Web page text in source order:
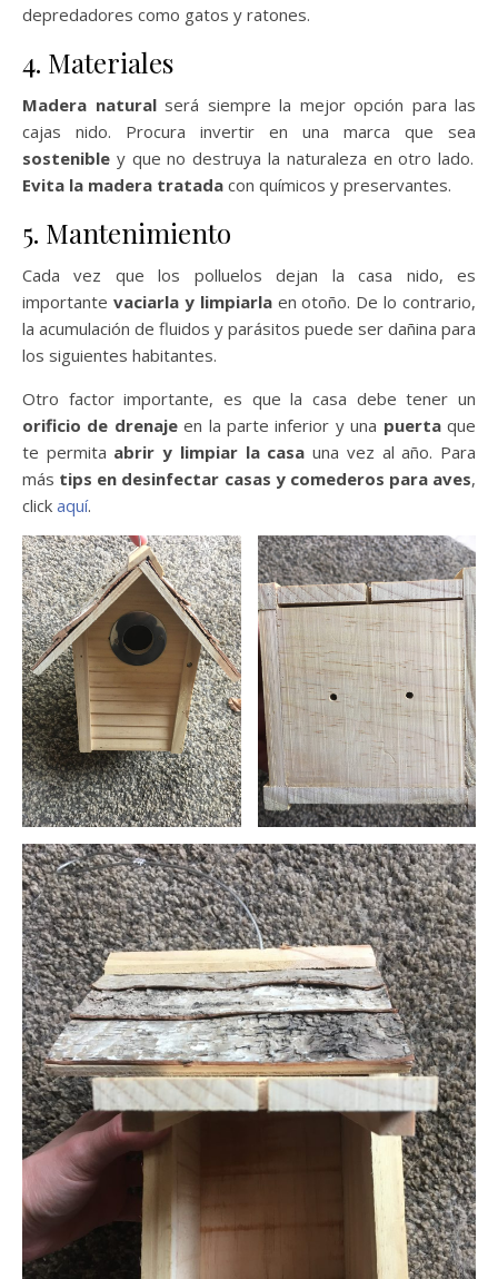
depredadores como gatos y ratones.
4. Materiales
Madera natural será siempre la mejor opción para las
cajas nido. Procura invertir en una marca que sea
sostenible y que no destruya la naturaleza en otro lado.
Evita la madera tratada con químicos y preservantes.
5. Mantenimiento
Cada vez que los polluelos dejan la casa nido, es
importante vaciarla y limpiarlaen otoño. De lo contrario,
la acumulación de fluidos y parásitos puede ser dañina para
los siguientes habitantes.
Otro factor importante, es que la casa debe tener un
orificio de drenajeen la parte inferior y una puertaque
te permita abrir y limpiar la casauna vez al año. Para
más tips en desinfectar casas y comederos para aves,
click aquí.